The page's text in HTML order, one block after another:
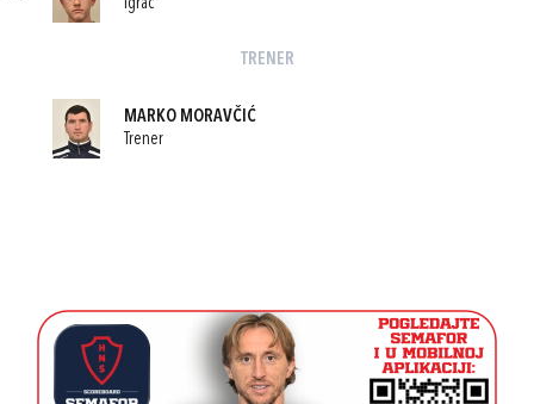
Igrač
TRENER
MARKO MORAVČIĆ
Trener